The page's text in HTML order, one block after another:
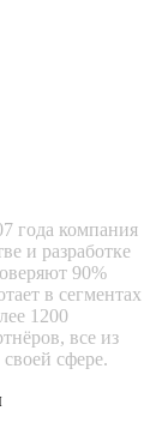
года компания
и разработке
90%
в сегментах
1200
все из
сфере.